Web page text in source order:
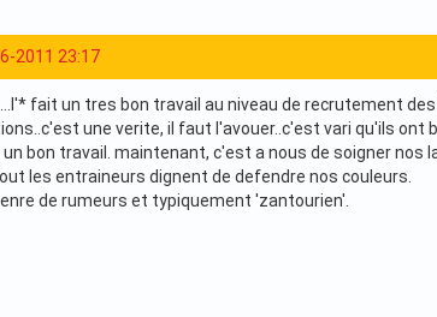
2011 23:17
fait un tres bon travail au niveau de recrutement
une verite, il faut l'avouer..c'est vari qu'ils ont
bon travail. maintenant, c'est a nous de soigner nos
les entraineurs dignent de defendre nos couleurs.
de rumeurs et typiquement 'zantourien'.